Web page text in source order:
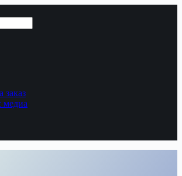
заказ
медиа